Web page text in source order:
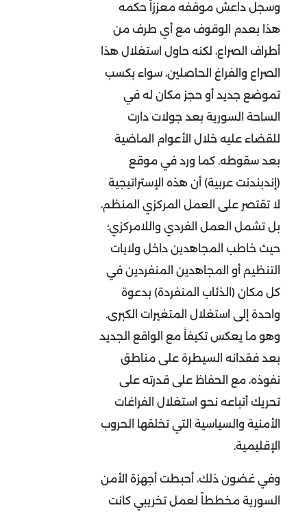
وسجل داعش موقفه معززاً حكمه
هذا بعدم الوقوف مع أي طرف من
أطراف الصراع، لكنه حاول استغلال هذا
الصراع والفراغ الحاصلين، سواء بكسب
تموضع جديد أو حجز مكان له في
الساحة السورية بعد جولات دارت
للقضاء عليه خلال الأعوام الماضية
بعد سقوطه. كما ورد في موقع
(إندبندنت عربية) أن هذه الإستراتيجية
لا تقتصر على العمل المركزي المنظم،
بل تشمل العمل الفردي واللامركزي؛
حيث خاطب المجاهدين داخل ولايات
التنظيم أو المجاهدين المنفردين في
كل مكان (الذئاب المنفردة) بدعوة
واحدة إلى استغلال المتغيرات الكبرى.
وهو ما يعكس تكيفاً مع الواقع الجديد
بعد فقدانه السيطرة على مناطق
نفوذه، مع الحفاظ على قدرته على
تحريك أتباعه نحو استغلال الفراغات
الأمنية والسياسية التي تخلقها الحروب
الإقليمية.
وفي غضون ذلك، أحبطت أجهزة الأمن
السورية مخططاً لعمل تخريبي كانت